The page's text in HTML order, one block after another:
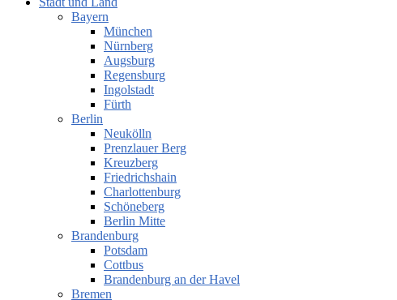
Bayern
München
Nürnberg
Augsburg
Regensburg
Ingolstadt
Fürth
Berlin
Neukölln
Prenzlauer Berg
Kreuzberg
Friedrichshain
Charlottenburg
Schöneberg
Berlin Mitte
Brandenburg
Potsdam
Cottbus
Brandenburg an der Havel
Bremen